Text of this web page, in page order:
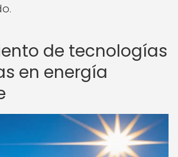
de tecnologías
en energía